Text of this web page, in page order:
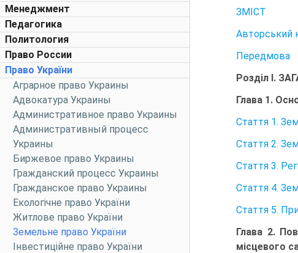
Менеджмент
Педагогика
Политология
Право России
Право України
Аграрное право Украины
Адвокатура Украины
Административное право Украины
Административный процесс
Украины
Биржевое право Украины
Гражданский процесс Украины
Гражданское право Украины
Екологічне право України
Житлове право України
Земельне право України
Інвестиційне право України
ЗМІСТ
Авторський
Передмова
Розділ І.
Глава 1.
Стаття 1.
Стаття 2.
Стаття 3.
Стаття 4.
Стаття 5.
Глава 2.
місцевого